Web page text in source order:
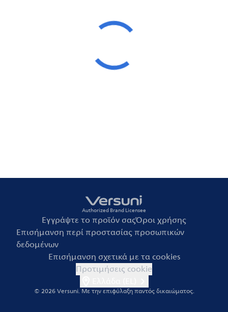
Authorized Brand Licensee
Εγγράψτε το προϊόν σαςΌροι χρήσης
Επισήμανση περί προστασίας προσωπικών
δεδομένων
Επισήμανση σχετικά με τα cookies
Προτιμήσεις cookie
© 2026 Versuni. Με την επιφύλαξη παντός δικαιώματος.